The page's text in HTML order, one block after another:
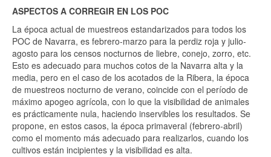
ASPECTOS A CORREGIR EN LOS POC
La época actual de muestreos estandarizados para todos los
POC de Navarra, es febrero-marzo para la perdiz roja y julio-
agosto para los censos nocturnos de liebre, conejo, zorro, etc.
Esto es adecuado para muchos cotos de la Navarra alta y la
media, pero en el caso de los acotados de la Ribera, la época
de muestreos nocturno de verano, coincide con el período de
máximo apogeo agrícola, con lo que la visibilidad de animales
es prácticamente nula, haciendo inservibles los resultados. Se
propone, en estos casos, la época primaveral (febrero-abril)
como el momento más adecuado para realizarlos, cuando los
cultivos están incipientes y la visibilidad es alta.